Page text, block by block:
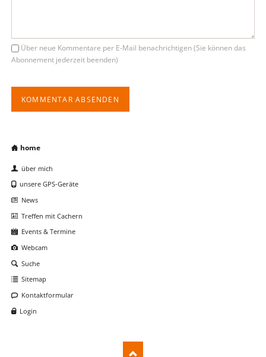
Über neue Kommentare per E-Mail benachrichtigen (Sie können das
Abonnement jederzeit beenden)
KOMMENTAR ABSENDEN
Navigation
home
über mich
unsere GPS-Geräte
News
Treffen mit Cachern
Events & Termine
Webcam
Suche
Sitemap
Kontaktformular
Login